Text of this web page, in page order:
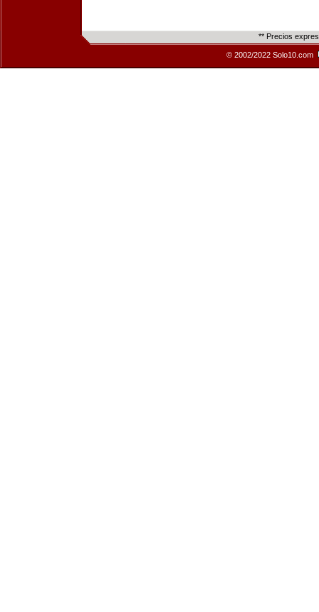
** Precios
© 2002/2022 Solo10.com